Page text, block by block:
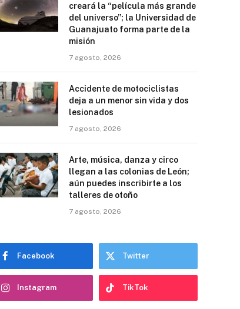
creará la “película más grande
del universo”; la Universidad de
Guanajuato forma parte de la
misión
7 agosto, 2026
Accidente de motociclistas
deja a un menor sin vida y dos
lesionados
7 agosto, 2026
Arte, música, danza y circo
llegan a las colonias de León;
aún puedes inscribirte a los
talleres de otoño
7 agosto, 2026
Facebook Twitter
Instagram TikTok